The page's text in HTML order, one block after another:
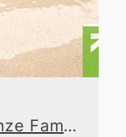
Ein Paradies für die ganze Familie